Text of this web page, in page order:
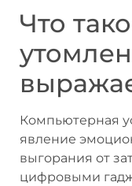
Что
Компьютерная
явление
выгорания от
цифровыми